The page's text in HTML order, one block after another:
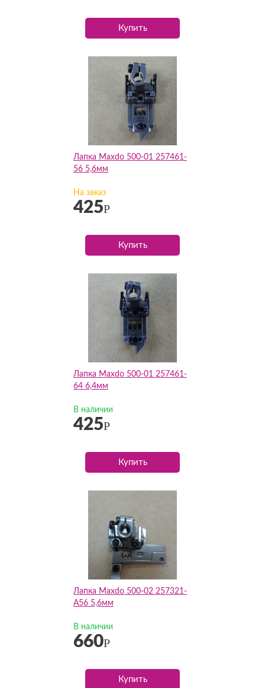
Купить
Лапка Maxdo 500-01 257461-
56 5,6мм
На заказ
425Р
Купить
Лапка Maxdo 500-01 257461-
64 6,4мм
В наличии
425Р
Купить
Лапка Maxdo 500-02 257321-
A56 5,6мм
В наличии
660Р
Купить